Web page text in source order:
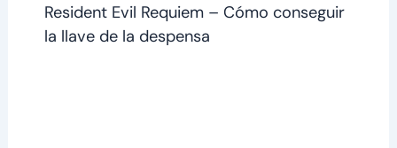
Resident Evil Requiem – Cómo conseguir
la llave de la despensa